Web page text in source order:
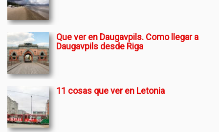
Que ver en Daugavpils. Como llegar a
Daugavpils desde Riga
11 cosas que ver en Letonia